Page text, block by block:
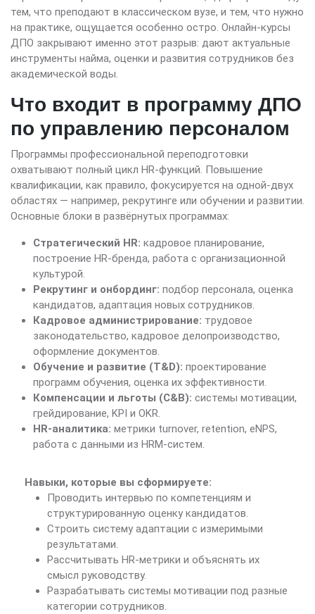
тем, что преподают в классическом вузе, и тем, что нужно
на практике, ощущается особенно остро. Онлайн-курсы
ДПО закрывают именно этот разрыв: дают актуальные
инструменты найма, оценки и развития сотрудников без
академической воды.
Что входит в программу ДПО
по управлению персоналом
Программы профессиональной переподготовки
охватывают полный цикл HR-функций. Повышение
квалификации, как правило, фокусируется на одной-двух
областях — например, рекрутинге или обучении и развитии.
Основные блоки в развёрнутых программах:
Стратегический HR: кадровое планирование,
построение HR-бренда, работа с организационной
культурой.
Рекрутинг и онбординг: подбор персонала, оценка
кандидатов, адаптация новых сотрудников.
Кадровое администрирование: трудовое
законодательство, кадровое делопроизводство,
оформление документов.
Обучение и развитие (T&D): проектирование
программ обучения, оценка их эффективности.
Компенсации и льготы (C&B): системы мотивации,
грейдирование, KPI и OKR.
HR-аналитика: метрики turnover, retention, eNPS,
работа с данными из HRM-систем.
Навыки, которые вы сформируете:
Проводить интервью по компетенциям и
структурированную оценку кандидатов.
Строить систему адаптации с измеримыми
результатами.
Рассчитывать HR-метрики и объяснять их
смысл руководству.
Разрабатывать системы мотивации под разные
категории сотрудников.